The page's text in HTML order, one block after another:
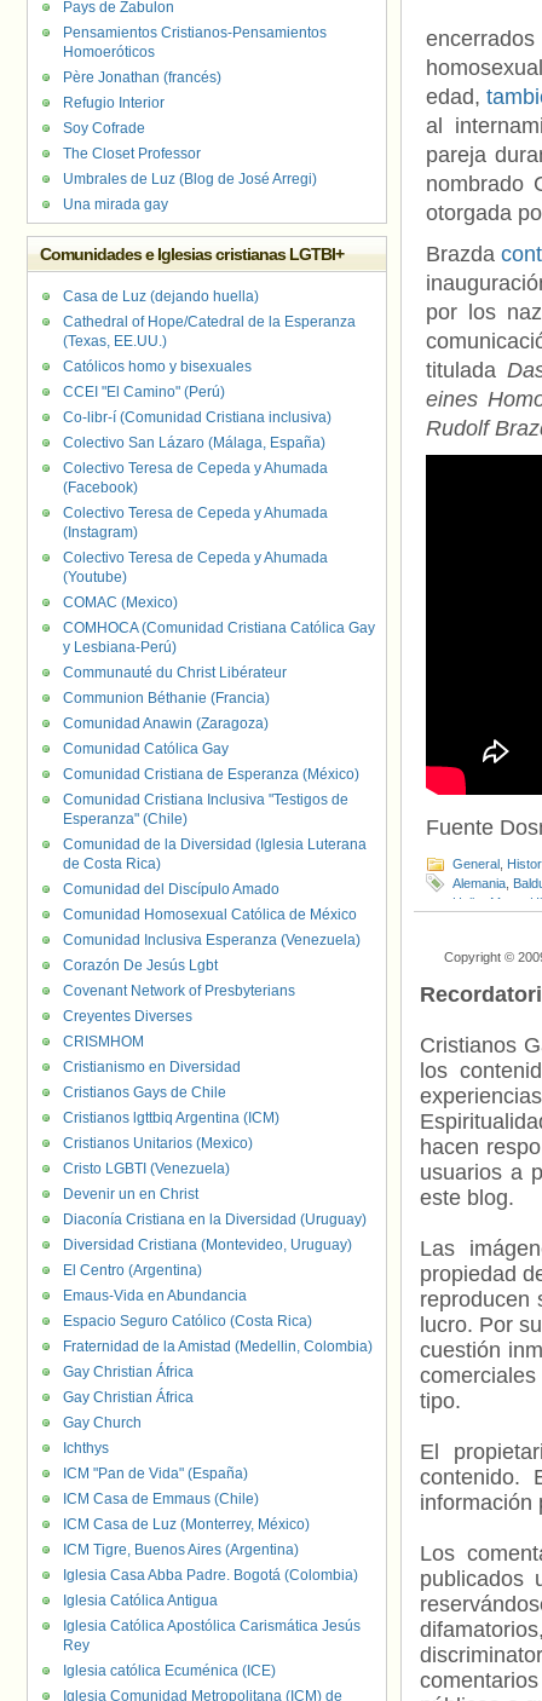
edad,
al
pareja
nombrado
otorgada
Brazda
por los
titulada
eines
Rudolf
Fuente
General
Alemania
Heiko Maas
Copyright ©
Cristianos
los
hacen
usuarios a
este blog.
Las
propiedad
reproducen
lucro. Por
cuestión
tipo.
El
contenido.
información
Los
publicados
Pays de Zabulon
Pensamientos Cristianos-Pensamientos
Homoeróticos
Père Jonathan (francés)
Refugio Interior
Soy Cofrade
The Closet Professor
Umbrales de Luz (Blog de José Arregi)
Una mirada gay
Comunidades e Iglesias cristianas LGTBI+
Casa de Luz (dejando huella)
Cathedral of Hope/Catedral de la Esperanza
(Texas, EE.UU.)
Católicos homo y bisexuales
CCEI "El Camino" (Perú)
Co-libr-í (Comunidad Cristiana inclusiva)
Colectivo San Lázaro (Málaga, España)
Colectivo Teresa de Cepeda y Ahumada
(Facebook)
Colectivo Teresa de Cepeda y Ahumada
(Instagram)
Colectivo Teresa de Cepeda y Ahumada
(Youtube)
COMAC (Mexico)
COMHOCA (Comunidad Cristiana Católica Gay
y Lesbiana-Perú)
Communauté du Christ Libérateur
Communion Béthanie (Francia)
Comunidad Anawin (Zaragoza)
Comunidad Católica Gay
Comunidad Cristiana de Esperanza (México)
Comunidad Cristiana Inclusiva "Testigos de
Esperanza" (Chile)
Comunidad de la Diversidad (Iglesia Luterana
de Costa Rica)
Comunidad del Discípulo Amado
Comunidad Homosexual Católica de México
Comunidad Inclusiva Esperanza (Venezuela)
Corazón De Jesús Lgbt
Covenant Network of Presbyterians
Creyentes Diverses
CRISMHOM
Cristianismo en Diversidad
Cristianos Gays de Chile
Cristianos lgttbiq Argentina (ICM)
Cristianos Unitarios (Mexico)
Cristo LGBTI (Venezuela)
Devenir un en Christ
Diaconía Cristiana en la Diversidad (Uruguay)
Diversidad Cristiana (Montevideo, Uruguay)
El Centro (Argentina)
Emaus-Vida en Abundancia
Espacio Seguro Católico (Costa Rica)
Fraternidad de la Amistad (Medellin, Colombia)
Gay Christian África
Gay Christian África
Gay Church
Ichthys
ICM "Pan de Vida" (España)
ICM Casa de Emmaus (Chile)
ICM Casa de Luz (Monterrey, México)
ICM Tigre, Buenos Aires (Argentina)
Iglesia Casa Abba Padre. Bogotá (Colombia)
Iglesia Católica Antigua
Iglesia Católica Apostólica Carismática Jesús
Rey
Iglesia católica Ecuménica (ICE)
Iglesia Comunidad Metropolitana (ICM) de